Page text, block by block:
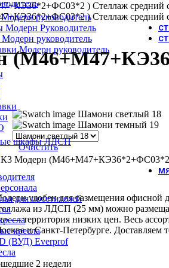
руководитель
Руководитель
руководитель
Модерн руководитель
шкафы ЛДСП
для посетителей
кресла
(ВУД) Everprof
Шамони светлый 18
Шамони темный 19
Очистить
К3 Модерн (М46+М47+КЭ36*2+ФС03*2
удобен для размещения офисной
из ЛДСП (25 мм) можно
— территория низких цен. Весь
и Санкт-Петербурге.
2 недели